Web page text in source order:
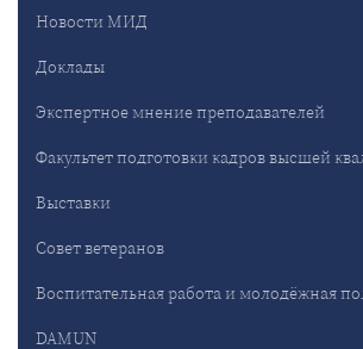
Новости МИД
Доклады
Экспертное мнение преподавателей
Факультет подготовки кадров высшей
Выставки
Совет ветеранов
Воспитательная работа и молодёжная
DAMUN